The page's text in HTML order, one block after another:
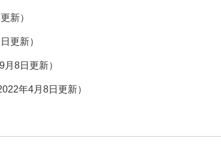
新
更新
月8日更新
年4月8日更新